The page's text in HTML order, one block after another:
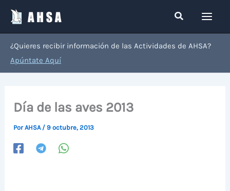
contenido
Buscar
¿Quieres recibir información de las Actividades de AHSA?
Apúntate Aquí
Día de las aves 2013
PorAHSA / 9 octubre, 2013